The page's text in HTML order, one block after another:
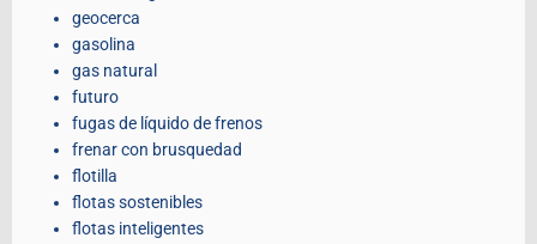
geocerca
gasolina
gas natural
futuro
fugas de líquido de frenos
frenar con brusquedad
flotilla
flotas sostenibles
flotas inteligentes